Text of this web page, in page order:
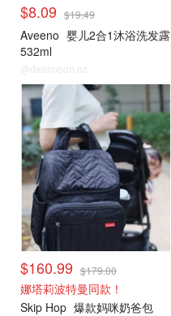
$8.09 $19.49
Aveeno 婴儿2合1沐浴洗发露
532ml
@dealmoon.nz
$160.99 $179.00
娜塔莉波特曼同款！
Skip Hop 爆款妈咪奶爸包